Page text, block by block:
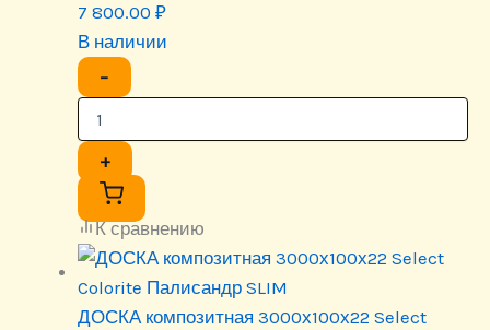
7 800.00 ₽
В наличии
−
+
К сравнению
ДОСКА композитная 3000х100х22 Select